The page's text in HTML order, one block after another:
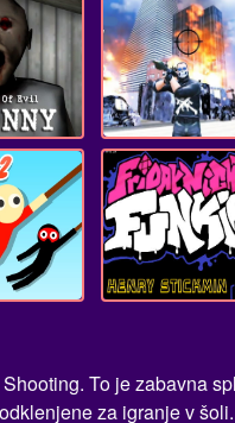
To je zabavna
za igranje v